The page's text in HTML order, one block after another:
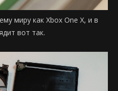
миру как Xbox One X, и в
вот так.